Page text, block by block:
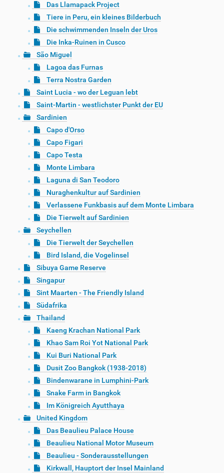
Das Llamapack Project
Tiere in Peru, ein kleines Bilderbuch
Die schwimmenden Inseln der Uros
Die Inka-Ruinen in Cusco
São Miguel
Lagoa das Furnas
Terra Nostra Garden
Saint Lucia - wo der Leguan lebt
Saint-Martin - westlichster Punkt der EU
Sardinien
Capo d'Orso
Capo Figari
Capo Testa
Monte Limbara
Laguna di San Teodoro
Nuraghenkultur auf Sardinien
Verlassene Funkbasis auf dem Monte Limbara
Die Tierwelt auf Sardinien
Seychellen
Die Tierwelt der Seychellen
Bird Island, die Vogelinsel
Sibuya Game Reserve
Singapur
Sint Maarten - The Friendly Island
Südafrika
Thailand
Kaeng Krachan National Park
Khao Sam Roi Yot National Park
Kui Buri National Park
Dusit Zoo Bangkok (1938-2018)
Bindenwarane in Lumphini-Park
Snake Farm in Bangkok
Im Königreich Ayutthaya
United Kingdom
Das Beaulieu Palace House
Beaulieu National Motor Museum
Beaulieu - Sonderausstellungen
Kirkwall, Hauptort der Insel Mainland